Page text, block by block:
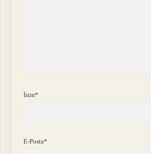
İsim*
E-Posta*